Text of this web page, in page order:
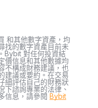
和其他數字資產，均
找的數字資產目前未
Bybit 對任何投資結
價信息和其他數據均
不構成財務建議，也
建議或要約。在交易
細評估自己的財務狀
下諮詢專業的法律、
信息，請參閱 Bybit